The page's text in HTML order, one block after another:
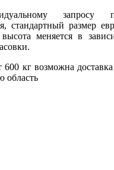
запросу
стандартный размер
меняется в
600 кг возможна
область